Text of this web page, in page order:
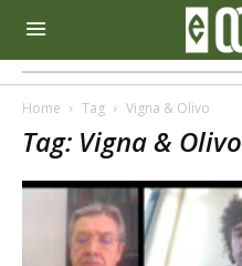
Home Tag Vigna & Olivo
Tag: Vigna & Olivo